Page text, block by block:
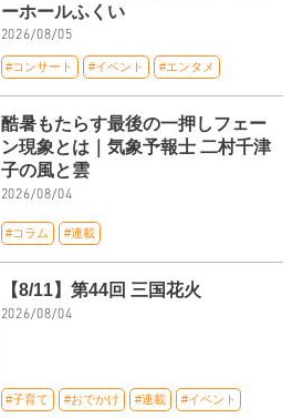
ーホールふくい
2026/08/05
#コンサート #イベント #エンタメ
酷暑もたらす最後の一押しフェー
ン現象とは｜気象予報士 二村千津
子の風と雲
2026/08/04
#コラム #連載
【8/11】第44回 三国花火
2026/08/04
#子育て #おでかけ #連載 #イベント